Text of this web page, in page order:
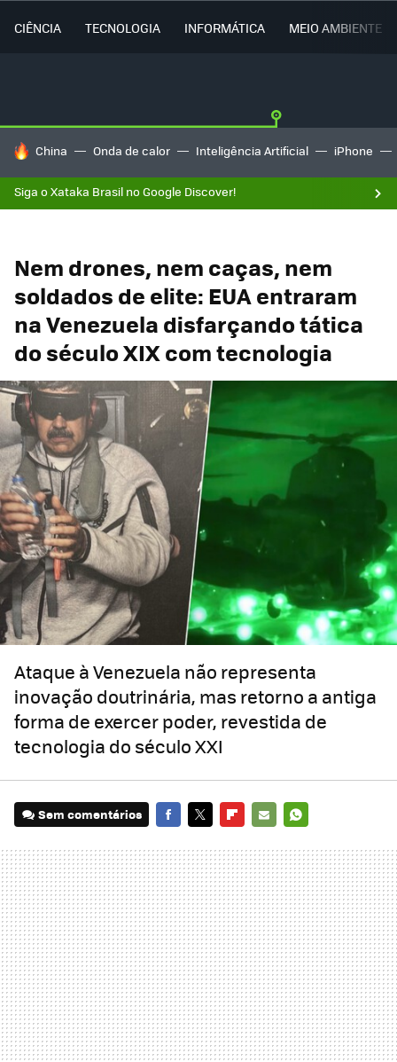
CIÊNCIA TECNOLOGIA INFORMÁTICA MEIO AMBIENTE
TENDÊNCIAS DO DIA
China Onda de calor Inteligência Artificial iPhone
Siga o Xataka Brasil no Google Discover!
Nem drones, nem caças, nem
soldados de elite: EUA entraram
na Venezuela disfarçando tática
do século XIX com tecnologia
Ataque à Venezuela não representa
inovação doutrinária, mas retorno a antiga
forma de exercer poder, revestida de
tecnologia do século XXI
Sem comentários
MAIL